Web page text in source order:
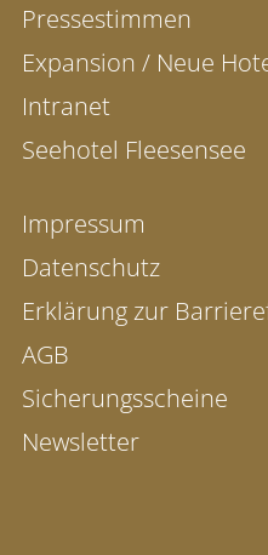
Pressestimmen
Expansion / Neue
Intranet
Seehotel Fleesensee
Impressum
Datenschutz
Erklärung zur
AGB
Sicherungsscheine
Newsletter